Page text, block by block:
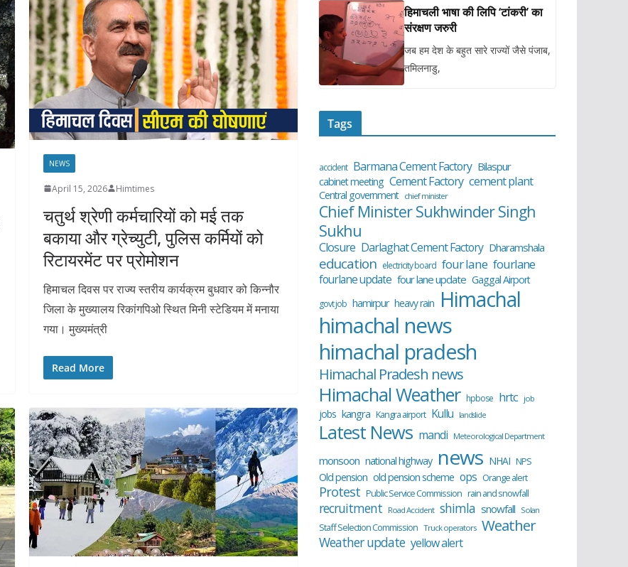
NEWS
April 15, 2026 Himtimes
चतुर्थ श्रेणी कर्मचारियों को मई तक
बकाया और ग्रेच्युटी, पुलिस कर्मियों को
रिटायरमेंट पर प्रोमोशन
हिमाचल दिवस पर राज्य स्तरीय कार्यक्रम बुधवार को किन्नौर
जिला के मुख्यालय रिकांगपिओ स्थित मिनी स्टेडियम में मनाया
गया। मुख्यमंत्री
Read More
हिमाचली भाषा की लिपि ‘टांकरी’ का
संरक्षण जरुरी
जब हम देश के बहुत सारे राज्यों जैसे पंजाब,
तमिलनाडु,
Tags
accident Barmana Cement Factory Bilaspur
cabinet meeting Cement Factory cement plant
Central government chief minister
Chief Minister Sukhwinder Singh
Sukhu
Closure Darlaghat Cement Factory Dharamshala
education electricity board four lane fourlane
fourlane update four lane update Gaggal Airport
govt job hamirpur heavy rain Himachal
himachal news
himachal pradesh
Himachal Pradesh news
Himachal Weather hpbose hrtc job
jobs kangra Kangra airport Kullu landslide
Latest News mandi Meteorological Department
monsoon national highway news NHAI NPS
Old pension old pension scheme ops Orange alert
Protest Public Service Commission rain and snowfall
recruitment Road Accident shimla snowfall Solan
Staff Selection Commission Truck operators Weather
Weather update yellow alert